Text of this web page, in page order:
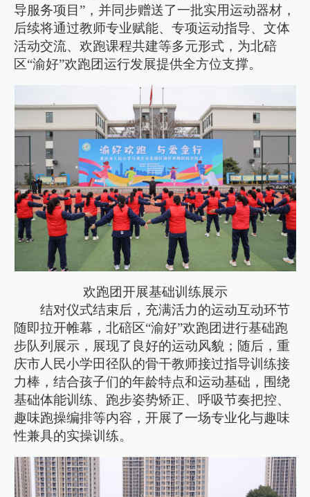
导服务项目”，并同步赠送了一批实用运动器材，
后续将通过教师专业赋能、专项运动指导、文体
活动交流、欢跑课程共建等多元形式，为北碚
区“渝好”欢跑团运行发展提供全方位支撑。
欢跑团开展基础训练展示
结对仪式结束后，充满活力的运动互动环节
随即拉开帷幕，北碚区“渝好”欢跑团进行基础跑
步队列展示，展现了良好的运动风貌；随后，重
庆市人民小学田径队的骨干教师接过指导训练接
力棒，结合孩子们的年龄特点和运动基础，围绕
基础体能训练、跑步姿势矫正、呼吸节奏把控、
趣味跑操编排等内容，开展了一场专业化与趣味
性兼具的实操训练。